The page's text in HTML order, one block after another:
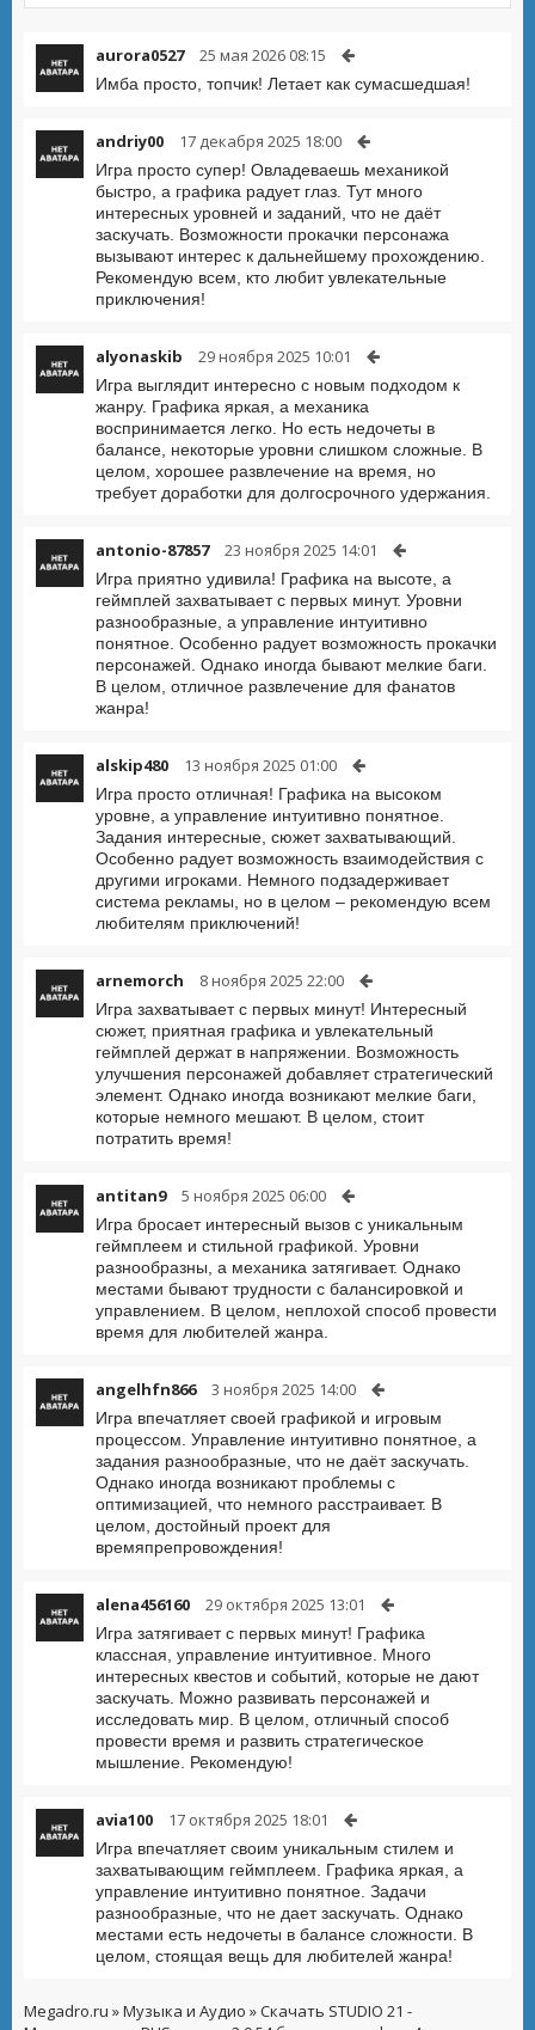
aurora0527 25 мая 2026 08:15
Имба просто, топчик! Летает как сумасшедшая!
andriy00 17 декабря 2025 18:00
Игра просто супер! Овладеваешь механикой
быстро, а графика радует глаз. Тут много
интересных уровней и заданий, что не даёт
заскучать. Возможности прокачки персонажа
вызывают интерес к дальнейшему прохождению.
Рекомендую всем, кто любит увлекательные
приключения!
alyonaskib 29 ноября 2025 10:01
Игра выглядит интересно с новым подходом к
жанру. Графика яркая, а механика
воспринимается легко. Но есть недочеты в
балансе, некоторые уровни слишком сложные. В
целом, хорошее развлечение на время, но
требует доработки для долгосрочного удержания.
antonio-87857 23 ноября 2025 14:01
Игра приятно удивила! Графика на высоте, а
геймплей захватывает с первых минут. Уровни
разнообразные, а управление интуитивно
понятное. Особенно радует возможность прокачки
персонажей. Однако иногда бывают мелкие баги.
В целом, отличное развлечение для фанатов
жанра!
alskip480 13 ноября 2025 01:00
Игра просто отличная! Графика на высоком
уровне, а управление интуитивно понятное.
Задания интересные, сюжет захватывающий.
Особенно радует возможность взаимодействия с
другими игроками. Немного подзадерживает
система рекламы, но в целом – рекомендую всем
любителям приключений!
arnemorch 8 ноября 2025 22:00
Игра захватывает с первых минут! Интересный
сюжет, приятная графика и увлекательный
геймплей держат в напряжении. Возможность
улучшения персонажей добавляет стратегический
элемент. Однако иногда возникают мелкие баги,
которые немного мешают. В целом, стоит
потратить время!
antitan9 5 ноября 2025 06:00
Игра бросает интересный вызов с уникальным
геймплеем и стильной графикой. Уровни
разнообразны, а механика затягивает. Однако
местами бывают трудности с балансировкой и
управлением. В целом, неплохой способ провести
время для любителей жанра.
angelhfn866 3 ноября 2025 14:00
Игра впечатляет своей графикой и игровым
процессом. Управление интуитивно понятное, а
задания разнообразные, что не даёт заскучать.
Однако иногда возникают проблемы с
оптимизацией, что немного расстраивает. В
целом, достойный проект для
времяпрепровождения!
alena456160 29 октября 2025 13:01
Игра затягивает с первых минут! Графика
классная, управление интуитивное. Много
интересных квестов и событий, которые не дают
заскучать. Можно развивать персонажей и
исследовать мир. В целом, отличный способ
провести время и развить стратегическое
мышление. Рекомендую!
avia100 17 октября 2025 18:01
Игра впечатляет своим уникальным стилем и
захватывающим геймплеем. Графика яркая, а
управление интуитивно понятное. Задачи
разнообразные, что не дает заскучать. Однако
местами есть недочеты в балансе сложности. В
целом, стоящая вещь для любителей жанра!
Megadro.ru »Музыка и Аудио » Скачать STUDIO 21 -